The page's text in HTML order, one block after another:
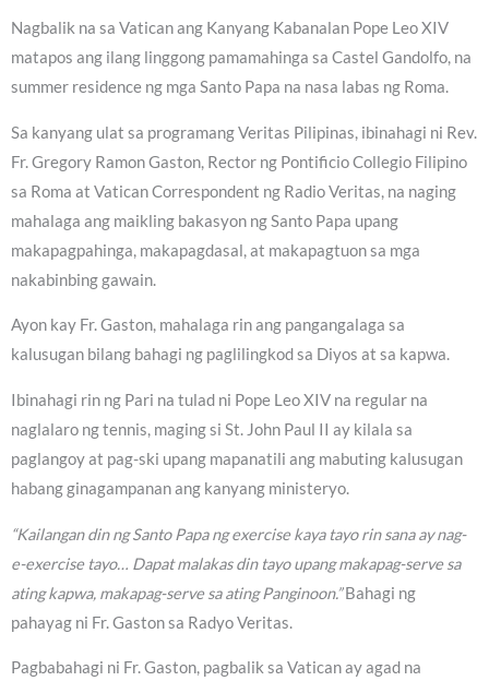
Nagbalik na sa Vatican ang Kanyang Kabanalan Pope Leo XIV
matapos ang ilang linggong pamamahinga sa Castel Gandolfo, na
summer residence ng mga Santo Papa na nasa labas ng Roma.
Sa kanyang ulat sa programang Veritas Pilipinas, ibinahagi ni Rev.
Fr. Gregory Ramon Gaston, Rector ng Pontificio Collegio Filipino
sa Roma at Vatican Correspondent ng Radio Veritas, na naging
mahalaga ang maikling bakasyon ng Santo Papa upang
makapagpahinga, makapagdasal, at makapagtuon sa mga
nakabinbing gawain.
Ayon kay Fr. Gaston, mahalaga rin ang pangangalaga sa
kalusugan bilang bahagi ng paglilingkod sa Diyos at sa kapwa.
Ibinahagi rin ng Pari na tulad ni Pope Leo XIV na regular na
naglalaro ng tennis, maging si St. John Paul II ay kilala sa
paglangoy at pag-ski upang mapanatili ang mabuting kalusugan
habang ginagampanan ang kanyang ministeryo.
“Kailangan din ng Santo Papa ng exercise kaya tayo rin sana ay nag-
e-exercise tayo… Dapat malakas din tayo upang makapag-serve sa
ating kapwa, makapag-serve sa ating Panginoon.”Bahagi ng
pahayag ni Fr. Gaston sa Radyo Veritas.
Pagbabahagi ni Fr. Gaston, pagbalik sa Vatican ay agad na